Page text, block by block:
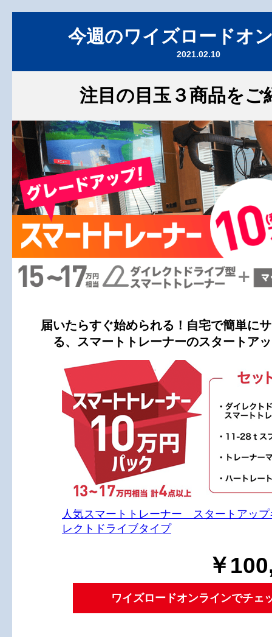
今週のワイズロードオ
2021.02.10
注目の目玉３商品をご
届いたらすぐ始められる！自宅で簡単に
る、スマートトレーナーのスタートア
人気スマートトレーナー スタートアップ
レクトドライブタイプ
￥
ワイズロードオンラインでチェ